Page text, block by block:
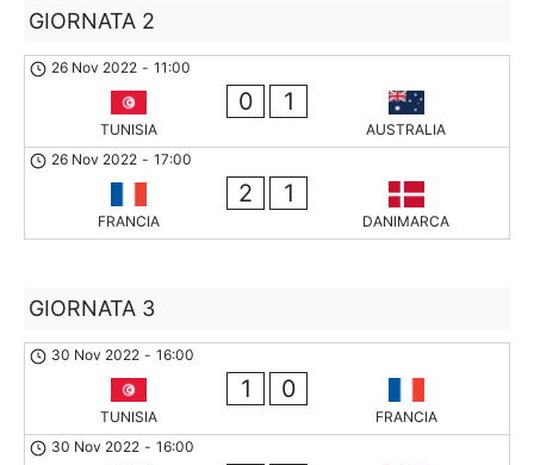
GIORNATA 2
26 Nov 2022 - 11:00
TUNISIA
0 1
AUSTRALIA
26 Nov 2022 - 17:00
FRANCIA
2 1
DANIMARCA
GIORNATA 3
30 Nov 2022 - 16:00
TUNISIA
1 0
FRANCIA
30 Nov 2022 - 16:00